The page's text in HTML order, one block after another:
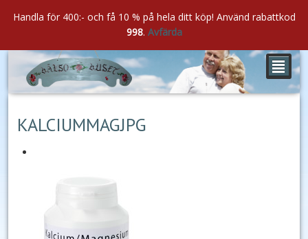
²
KALCIUMMAGJPG
Handla för 400:- och få 10 % på hela ditt köp! Använd rabattkod
998. Avfärda